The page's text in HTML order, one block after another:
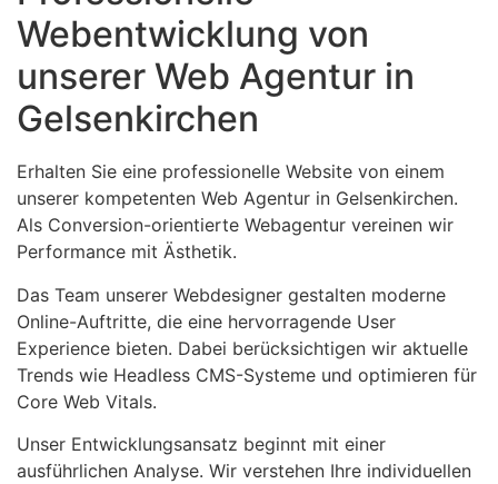
Webentwicklung von
unserer Web Agentur in
Gelsenkirchen
Erhalten Sie eine professionelle Website von einem
unserer kompetenten Web Agentur in Gelsenkirchen.
Als Conversion-orientierte Webagentur vereinen wir
Performance mit Ästhetik.
Das Team unserer Webdesigner gestalten moderne
Online-Auftritte, die eine hervorragende User
Experience bieten. Dabei berücksichtigen wir aktuelle
Trends wie Headless CMS-Systeme und optimieren für
Core Web Vitals.
Unser Entwicklungsansatz beginnt mit einer
ausführlichen Analyse. Wir verstehen Ihre individuellen